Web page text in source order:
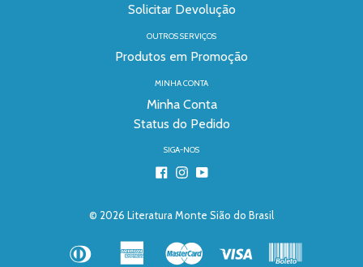
Solicitar Devolução
OUTROS SERVIÇOS
Produtos em Promoção
MINHA CONTA
Minha Conta
Status do Pedido
SIGA-NOS
Facebook
Instagram
YouTube
© 2026 Literatura Monte Sião do Brasil